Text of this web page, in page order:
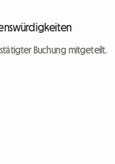
Buchung mitgeteilt.